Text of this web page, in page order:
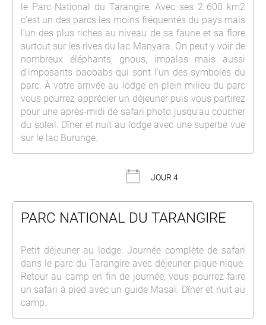
le Parc National du Tarangire. Avec ses 2 600 km2
c’est un des parcs les moins fréquentés du pays mais
l’un des plus riches au niveau de sa faune et sa flore
surtout sur les rives du lac Manyara. On peut y voir de
nombreux éléphants, gnous, impalas mais aussi
d’imposants baobabs qui sont l’un des symboles du
parc. À votre arrivée au lodge en plein milieu du parc
vous pourrez apprécier un déjeuner puis vous partirez
pour une après-midi de safari photo jusqu’au coucher
du soleil. Dîner et nuit au lodge avec une superbe vue
sur le lac Burunge.
JOUR 4
PARC NATIONAL DU TARANGIRE
Petit déjeuner au lodge. Journée complète de safari
dans le parc du Tarangire avec déjeuner pique-nique.
Retour au camp en fin de journée, vous pourrez faire
un safari à pied avec un guide Masaï. Dîner et nuit au
camp.